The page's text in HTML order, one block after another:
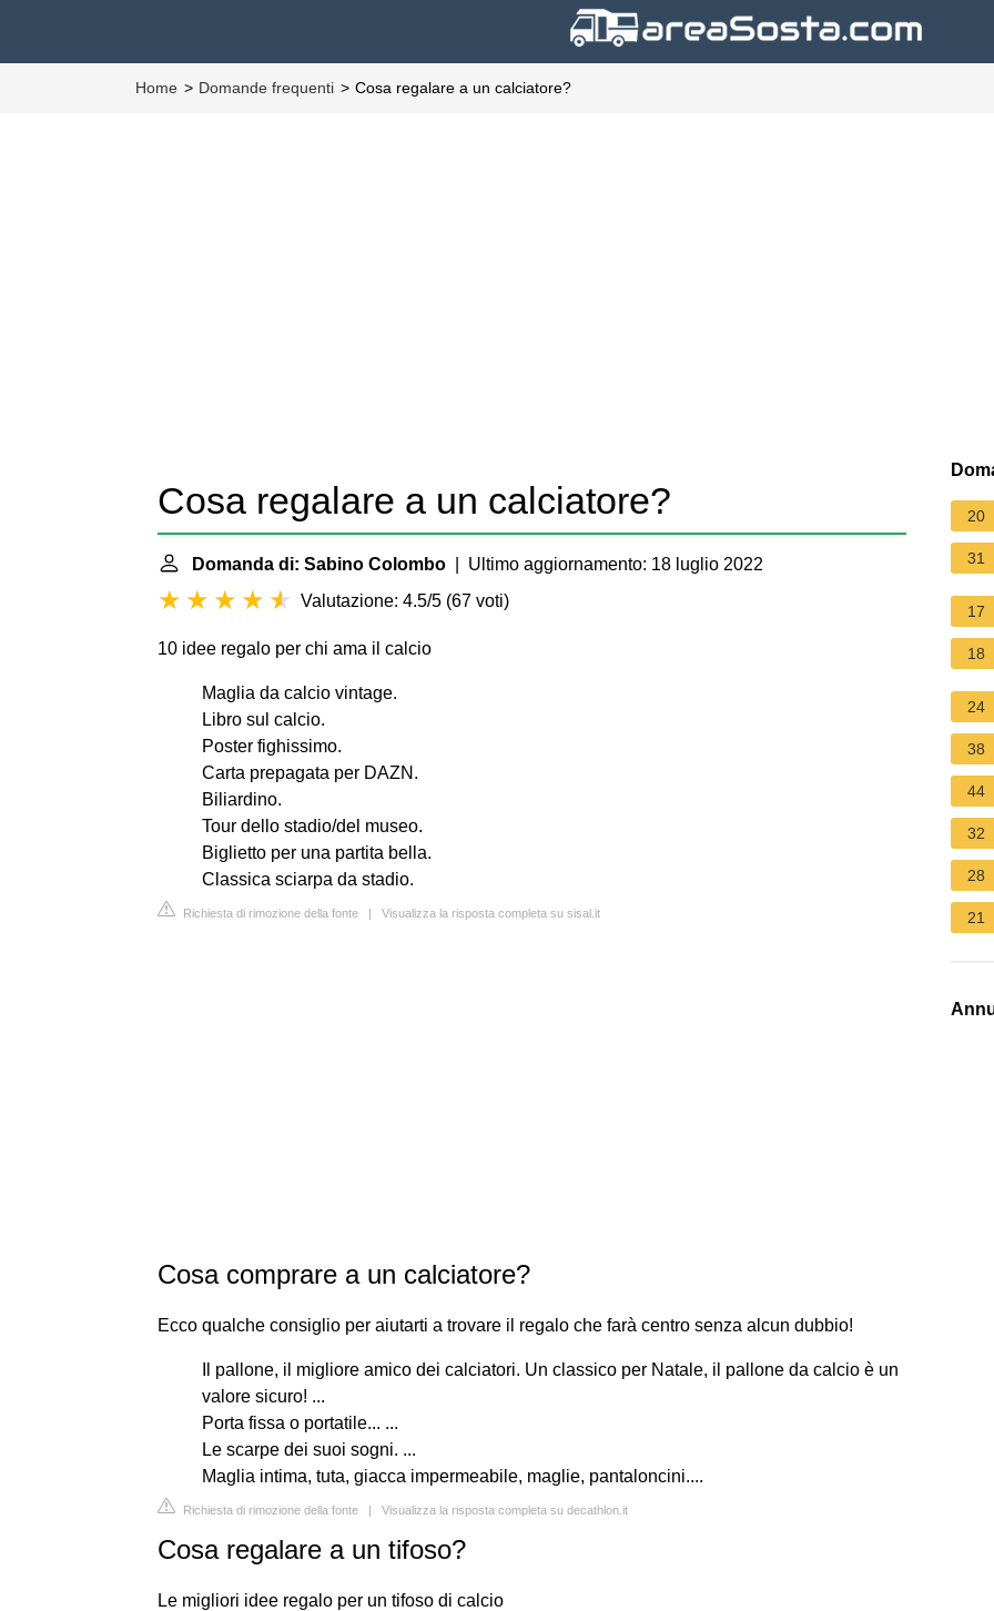
Home Domande frequenti Cosa regalare a un calciatore?
Cosa regalare a un calciatore?
Domanda di: Sabino Colombo | Ultimo aggiornamento: 18 luglio 2022
Valutazione: 4.5/5 (67 voti)
10 idee regalo per chi ama il calcio
Maglia da calcio vintage.
Libro sul calcio.
Poster fighissimo.
Carta prepagata per DAZN.
Biliardino.
Tour dello stadio/del museo.
Biglietto per una partita bella.
Classica sciarpa da stadio.
Richiesta di rimozione della fonte | Visualizza la risposta completa su sisal.it
Cosa comprare a un calciatore?
Ecco qualche consiglio per aiutarti a trovare il regalo che farà centro senza alcun dubbio!
Il pallone, il migliore amico dei calciatori. Un classico per Natale, il pallone da calcio è un
valore sicuro! ...
Porta fissa o portatile... ...
Le scarpe dei suoi sogni. ...
Maglia intima, tuta, giacca impermeabile, maglie, pantaloncini....
Richiesta di rimozione della fonte | Visualizza la risposta completa su decathlon.it
Cosa regalare a un tifoso?
Le migliori idee regalo per un tifoso di calcio
20
31
17
18
24
38
44
32
28
21